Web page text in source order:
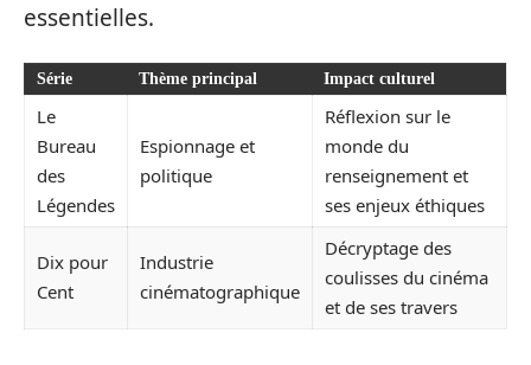
essentielles.
Série Thème principal Impact culturel
Le
Bureau
des
Légendes
Espionnage et
politique
Réflexion sur le
monde du
renseignement et
ses enjeux éthiques
Dix pour
Cent
Industrie
cinématographique
Décryptage des
coulisses du cinéma
et de ses travers